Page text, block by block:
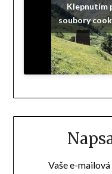
Klepnutím
soubory
Vaše e-